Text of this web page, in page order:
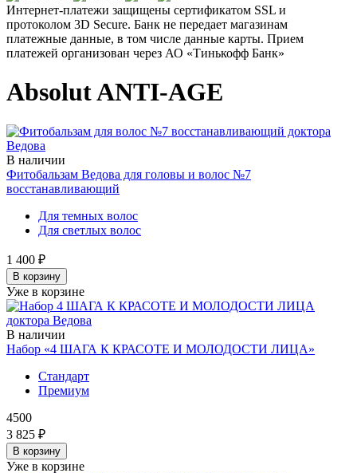
Интернет-платежи защищены сертификатом SSL и
протоколом 3D Secure. Банк не передает магазинам
платежные данные, в том числе данные карты. Прием
платежей организован через АО «Тинькофф Банк»
Absolut ANTI-AGE
В наличии
Фитобальзам Ведова для головы и волос №7
восстанавливающий
Для темных волос
Для светлых волос
1 400 ₽
В корзину
Уже в корзине
В наличии
Набор «4 ШАГА К КРАСОТЕ И МОЛОДОСТИ ЛИЦА»
Стандарт
Премиум
4500
3 825 ₽
В корзину
Уже в корзине